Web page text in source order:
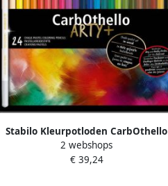
Stabilo Kleurpotloden CarbOthello
kalkpastel assorti blik Ã 24 stuks
2 webshops
€ 39,24